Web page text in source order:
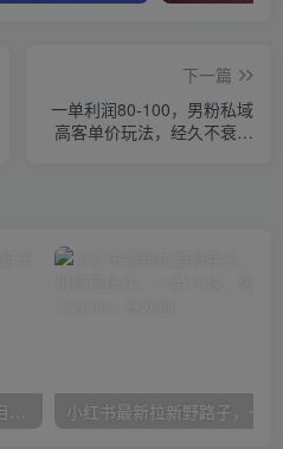
下一篇
一单利润80-100，男粉私域
高客单价玩法，经久不衰的
无限接码撸红包单号0.75项目无偿分享给你【揭秘】